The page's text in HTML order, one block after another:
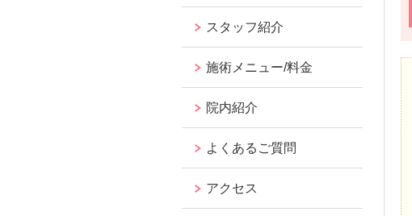
スタッフ紹介
施術メニュー/料金
院内紹介
よくあるご質問
アクセス